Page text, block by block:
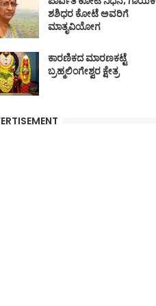
ಶಶಿಧರ ಕೋಟೆ ಅವರಿಗೆ
ಮಾತೃವಿಯೋಗ
ಕಾರಣಿಕದ ಮಾರಣಕಟ್ಟೆ
ಬ್ರಹ್ಮಲಿಂಗೇಶ್ವರ ಕ್ಷೇತ್ರ